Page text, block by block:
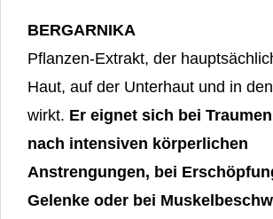
​BERGARNIKA
Pflanzen-Extrakt, der
Haut, auf der Unterhaut und in
wirkt. Er eignet sich bei
nach intensiven körperlichen
Anstrengungen, bei
Gelenke oder bei